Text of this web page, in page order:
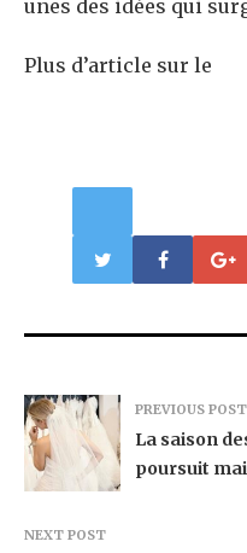
unes des idées qui
Plus d’article sur le
PREVIOUS POST
La saison
poursuit
NEXT POST